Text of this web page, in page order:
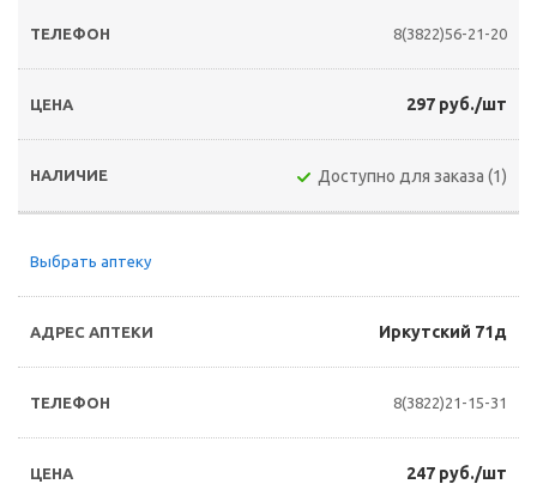
8(3822)56-21-20
297 руб./шт
Доступно для заказа (1)
Выбрать аптеку
Иркутский 71д
8(3822)21-15-31
247 руб./шт